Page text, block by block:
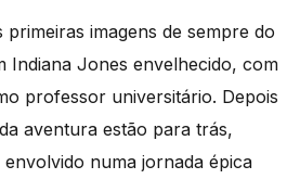
imagens de sempre do
Indiana Jones envelhecido, com
professor universitário. Depois
aventura estão para trás,
numa jornada épica